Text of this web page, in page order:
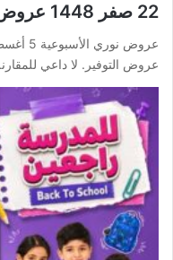
22 صفر 1448 عروض التوفير
عروض التوفير. لا داعي